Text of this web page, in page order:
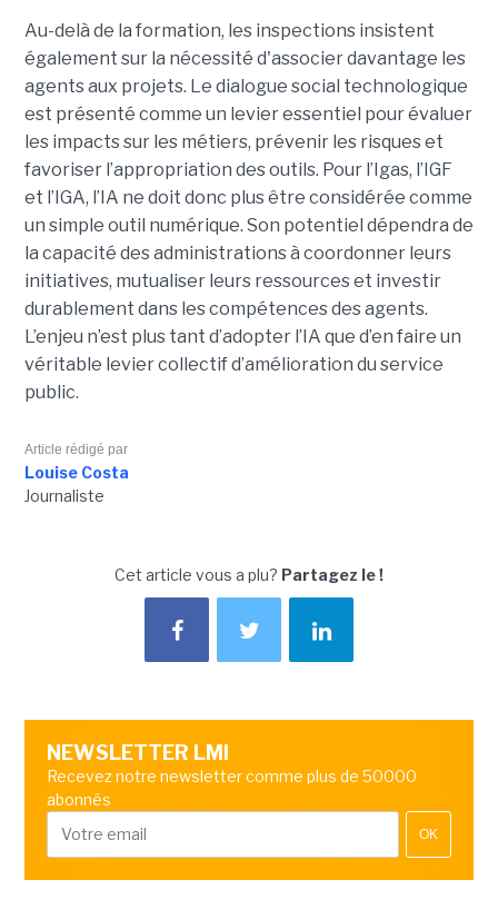
Au-delà de la formation, les inspections insistent
également sur la nécessité d'associer davantage les
agents aux projets. Le dialogue social technologique
est présenté comme un levier essentiel pour évaluer
les impacts sur les métiers, prévenir les risques et
favoriser l’appropriation des outils. Pour l’Igas, l’IGF
et l’IGA, l’IA ne doit donc plus être considérée comme
un simple outil numérique. Son potentiel dépendra de
la capacité des administrations à coordonner leurs
initiatives, mutualiser leurs ressources et investir
durablement dans les compétences des agents.
L’enjeu n’est plus tant d’adopter l’IA que d’en faire un
véritable levier collectif d’amélioration du service
public.
Article rédigé par
Louise Costa
Journaliste
Cet article vous a plu? Partagez le !
NEWSLETTER LMI
Recevez notre newsletter comme plus de 50000
abonnés
OK